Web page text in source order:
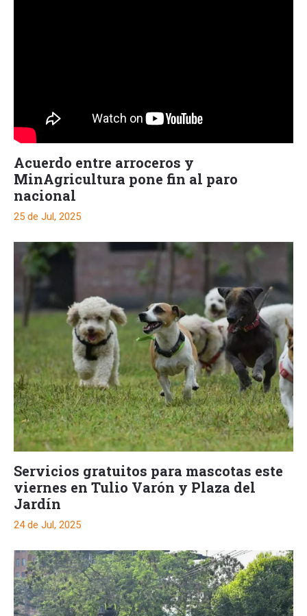
Acuerdo entre arroceros y
MinAgricultura pone fin al paro
nacional
25 de Jul, 2025
Servicios gratuitos para mascotas este
viernes en Tulio Varón y Plaza del
Jardín
24 de Jul, 2025